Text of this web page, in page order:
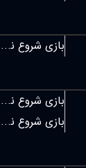
بازی شروع نشده است
بازی شروع نشده است
بازی شروع نشده است